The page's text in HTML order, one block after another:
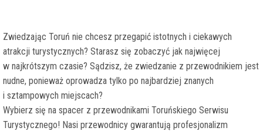
Zwiedzając Toruń nie chcesz przegapić istotnych i ciekawych
atrakcji turystycznych? Starasz się zobaczyć jak najwięcej
w najkrótszym czasie? Sądzisz, że zwiedzanie z przewodnikiem jest
nudne, ponieważ oprowadza tylko po najbardziej znanych
i sztampowych miejscach?
Wybierz się na spacer z przewodnikami Toruńskiego Serwisu
Turystycznego! Nasi przewodnicy gwarantują profesjonalizm